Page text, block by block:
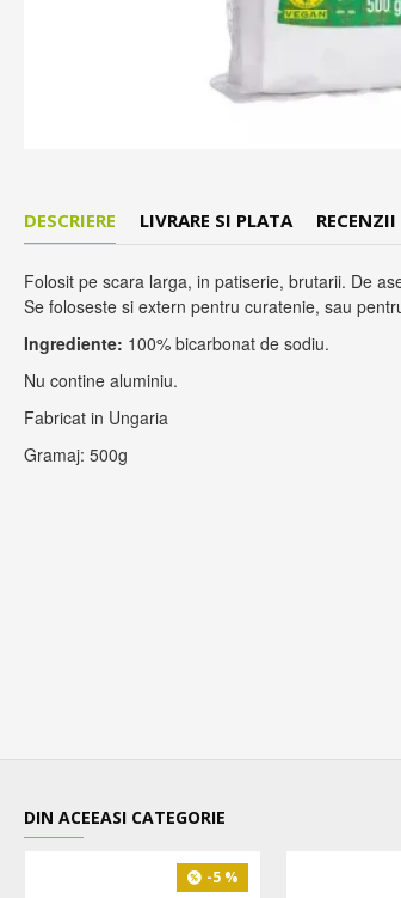
DESCRIERE LIVRARE SI PLATA RECENZII
Folosit pe scara larga, in patiserie, brutarii. De
Se foloseste si extern pentru curatenie, sau
Ingrediente: 100% bicarbonat de sodiu.
Nu contine aluminiu.
Fabricat in Ungaria
Gramaj: 500g
DIN ACEEASI CATEGORIE
-5 %